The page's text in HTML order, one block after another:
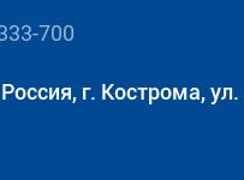
700
г. Кострома,